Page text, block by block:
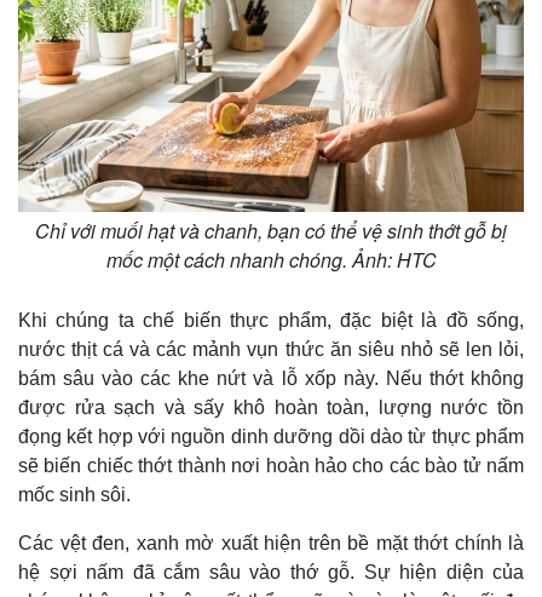
Chỉ với muối hạt và chanh, bạn có thể vệ sinh thớt gỗ bị
mốc một cách nhanh chóng. Ảnh: HTC
Khi chúng ta chế biến thực phẩm, đặc biệt là đồ sống,
nước thịt cá và các mảnh vụn thức ăn siêu nhỏ sẽ len lỏi,
bám sâu vào các khe nứt và lỗ xốp này. Nếu thớt không
được rửa sạch và sấy khô hoàn toàn, lượng nước tồn
đọng kết hợp với nguồn dinh dưỡng dồi dào từ thực phẩm
sẽ biến chiếc thớt thành nơi hoàn hảo cho các bào tử nấm
mốc sinh sôi.
Các vệt đen, xanh mờ xuất hiện trên bề mặt thớt chính là
hệ sợi nấm đã cắm sâu vào thớ gỗ. Sự hiện diện của